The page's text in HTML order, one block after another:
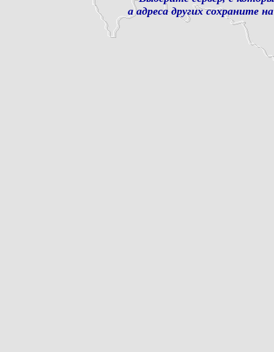
а адреса других сохраните